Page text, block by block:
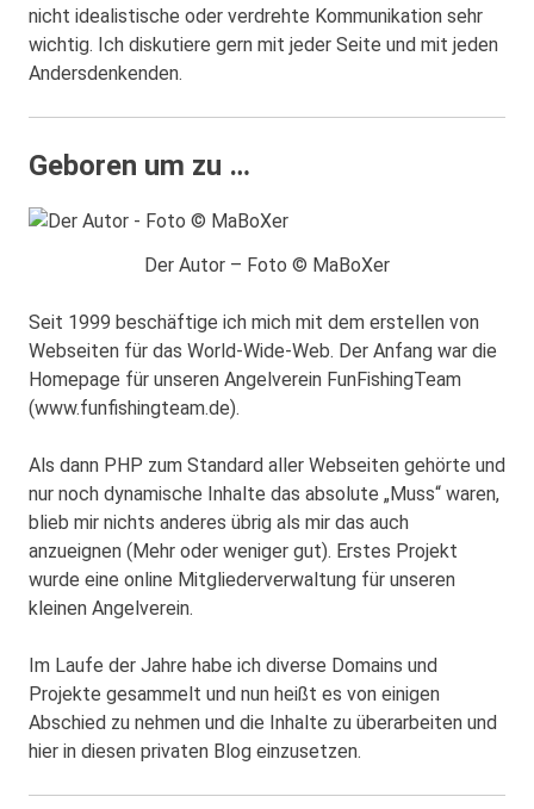
nicht idealistische oder verdrehte Kommunikation sehr
wichtig. Ich diskutiere gern mit jeder Seite und mit jeden
Andersdenkenden.
Geboren um zu …
Der Autor – Foto © MaBoXer
Seit 1999 beschäftige ich mich mit dem erstellen von
Webseiten für das World-Wide-Web. Der Anfang war die
Homepage für unseren Angelverein FunFishingTeam
(www.funfishingteam.de).
Als dann PHP zum Standard aller Webseiten gehörte und
nur noch dynamische Inhalte das absolute „Muss“ waren,
blieb mir nichts anderes übrig als mir das auch
anzueignen (Mehr oder weniger gut). Erstes Projekt
wurde eine online Mitgliederverwaltung für unseren
kleinen Angelverein.
Im Laufe der Jahre habe ich diverse Domains und
Projekte gesammelt und nun heißt es von einigen
Abschied zu nehmen und die Inhalte zu überarbeiten und
hier in diesen privaten Blog einzusetzen.